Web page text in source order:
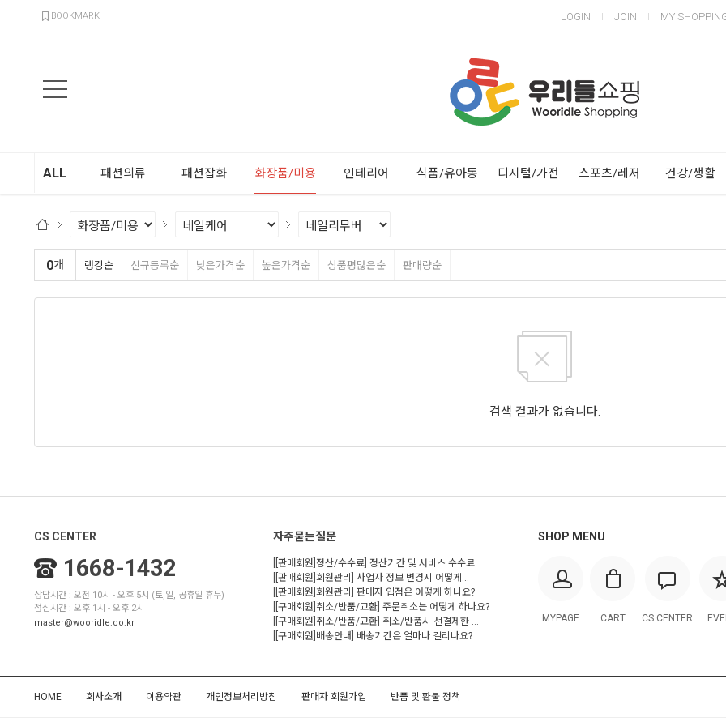
BOOKMARK LOGIN JOIN MY
ALL 패션의류 패션잡화 화장품/미용 인테리어 식품/유아동 디지털/가전 스포츠/레저 건강/생활
0개 랭킹순 신규등록순 낮은가격순 높은가격순 상품평많은순 판매량순
검색 결과가 없습니다.
CS CENTER
1668-1432
상담시간 : 오전 10시 - 오후 5시 (토,일, 공휴일 휴무)
점심시간 : 오후 1시 - 오후 2시
master@wooridle.co.kr
자주묻는질문
[[판매회원]정산/수수료] 정산기간 및 서비스 수수료...
[[판매회원]회원관리] 사업자 정보 변경시 어떻게...
[[판매회원]회원관리] 판매자 입점은 어떻게 하나요?
[[구매회원]취소/반품/교환] 주문취소는 어떻게 하나요?
[[구매회원]취소/반품/교환] 취소/반품시 선결제한 ...
[[구매회원]배송안내] 배송기간은 얼마나 걸리나요?
SHOP MENU
MYPAGE CART CS CENTER
HOME 회사소개 이용약관 개인정보처리방침 판매자 회원가입 반품 및 환불 정책